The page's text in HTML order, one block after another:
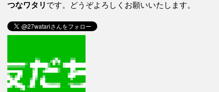
つなワタリ です。どうぞよろしくお願いいたします。